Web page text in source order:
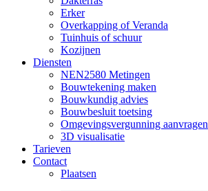
Erker
Overkapping of Veranda
Tuinhuis of schuur
Kozijnen
Diensten
NEN2580 Metingen
Bouwtekening maken
Bouwkundig advies
Bouwbesluit toetsing
Omgevingsvergunning aanvragen
3D visualisatie
Tarieven
Contact
Plaatsen